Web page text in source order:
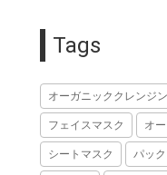
Tags
オーガニッククレンジ
フェイスマスク オ
シートマスク パック